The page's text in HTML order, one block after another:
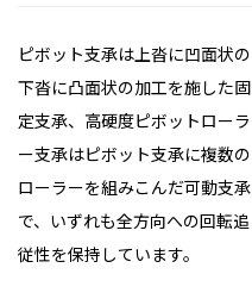
ピボット支承は上沓に凹面状の
下沓に凸面状の加工を施した固
定支承、高硬度ピボットローラ
ー支承はピボット支承に複数の
ローラーを組みこんだ可動支承
で、いずれも全方向への回転追
従性を保持しています。